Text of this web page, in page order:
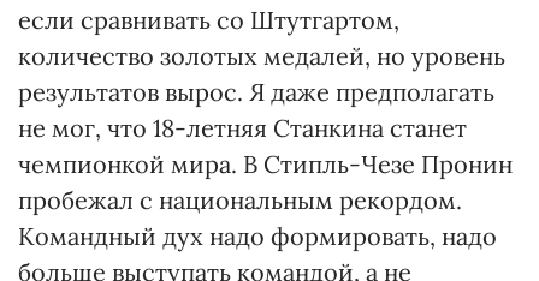
если сравнивать со Штутгартом,
количество золотых медалей, но уровень
результатов вырос. Я даже предполагать
не мог, что 18-летняя Станкина станет
чемпионкой мира. В Стипль-Чезе Пронин
пробежал с национальным рекордом.
Командный дух надо формировать, надо
больше выступать командой, а не